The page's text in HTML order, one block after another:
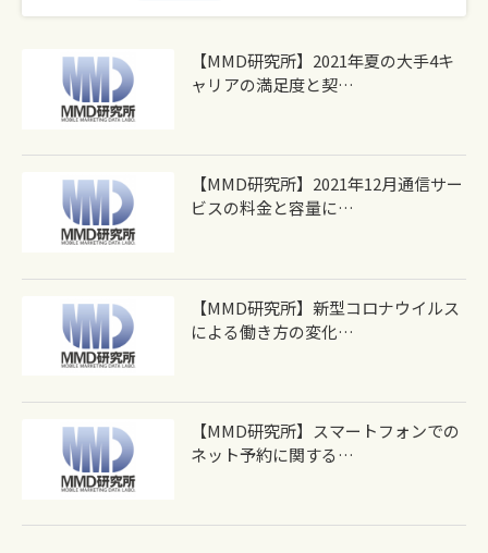
【MMD研究所】2021年夏の大手4キ
ャリアの満足度と契…
【MMD研究所】2021年12月通信サー
ビスの料金と容量に…
【MMD研究所】新型コロナウイルス
による働き方の変化…
【MMD研究所】スマートフォンでの
ネット予約に関する…